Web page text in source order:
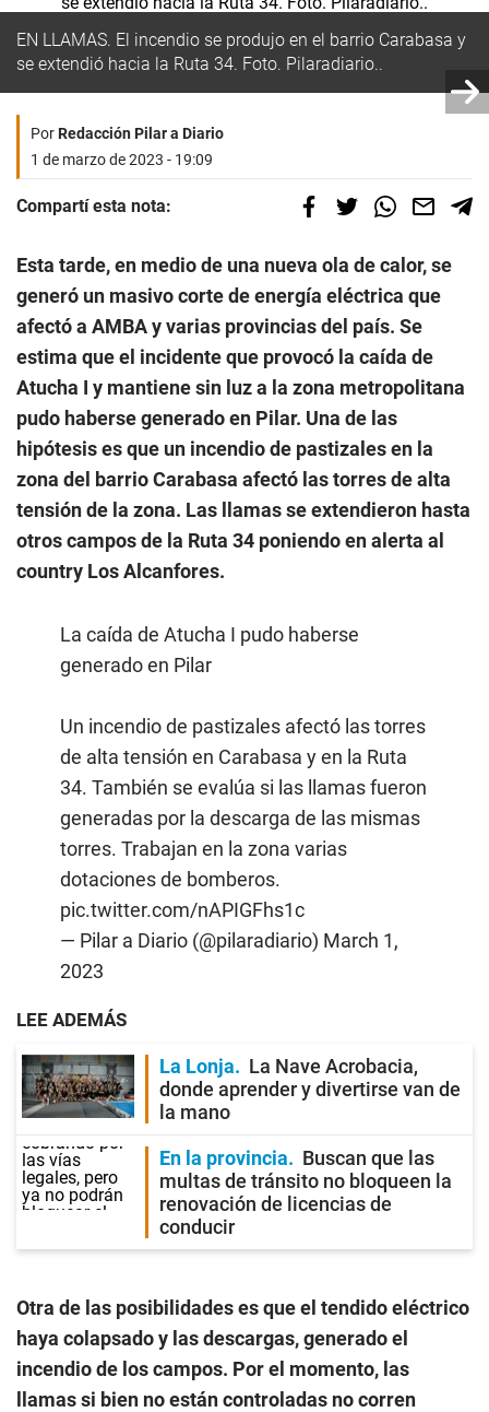
EN LLAMAS. El incendio se produjo en el barrio Carabasa y
se extendió hacia la Ruta 34. Foto. Pilaradiario..
PorRedacción Pilar a Diario
1 de marzo de 2023 - 19:09
Compartí esta nota:
Esta tarde, en medio de una nueva ola de calor, se
generó un masivo corte de energía eléctrica que
afectó a AMBA y varias provincias del país. Se
estima que el incidente que provocó la caída de
Atucha I y mantiene sin luz a la zona metropolitana
pudo haberse generado en Pilar. Una de las
hipótesis es que un incendio de pastizales en la
zona del barrio Carabasa afectó las torres de alta
tensión de la zona. Las llamas se extendieron hasta
otros campos de la Ruta 34 poniendo en alerta al
country Los Alcanfores.
La caída de Atucha I pudo haberse
generado en Pilar
Un incendio de pastizales afectó las torres
de alta tensión en Carabasa y en la Ruta
34. También se evalúa si las llamas fueron
generadas por la descarga de las mismas
torres. Trabajan en la zona varias
dotaciones de bomberos.
pic.twitter.com/nAPIGFhs1c
— Pilar a Diario (@pilaradiario) March 1,
2023
LEE ADEMÁS
La Lonja
La Nave Acrobacia,
donde aprender y divertirse van de
la mano
En la provincia
Buscan que las
multas de tránsito no bloqueen la
renovación de licencias de
conducir
Otra de las posibilidades es que el tendido eléctrico
haya colapsado y las descargas, generado el
incendio de los campos. Por el momento, las
llamas si bien no están controladas no corren